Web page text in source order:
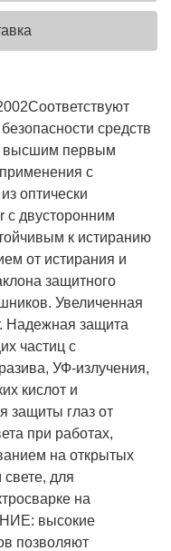
Соответствуют
средств
высшим первым
с
оптически
с двусторонним
к истиранию
от истирания и
защитного
Увеличенная
Надежная защита
частиц с
УФ-излучения,
кислот и
глаз от
при работах,
на открытых
для
на
высокие
позволяют